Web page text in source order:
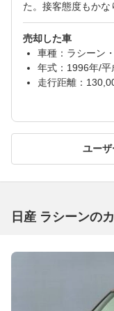
た。接客態度もかな
売却した車
車種：ラシーン
年式：1996年/平
走行距離：
ユー
日産 ラシーンの